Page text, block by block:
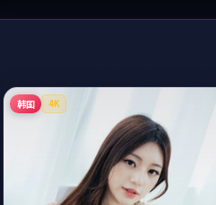
韩国 4K